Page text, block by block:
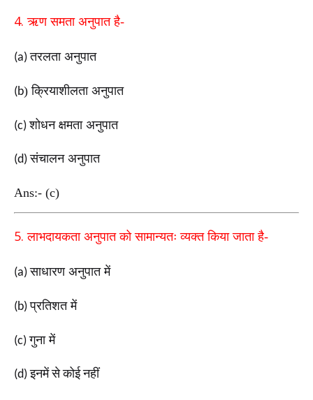
4.ऋण समता अनुपात है-
(a)तरलता अनुपात
(b) क्रियाशीलता अनुपात
(c)शोधन क्षमता अनुपात
(d)संचालन अनुपात
Ans:- (c)
5.लाभदायकता अनुपात को सामान्यतः व्यक्त किया जाता है-
(a)साधारण अनुपात में
(b)प्रतिशत में
(c)गुना में
(d)इनमें से कोई नहीं